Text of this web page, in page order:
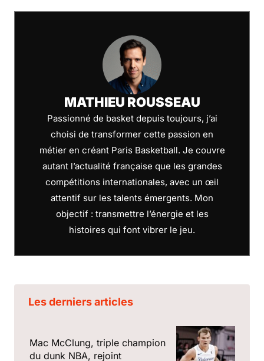
MATHIEU ROUSSEAU
Passionné de basket depuis toujours, j’ai
choisi de transformer cette passion en
métier en créant Paris Basketball. Je couvre
autant l’actualité française que les grandes
compétitions internationales, avec un œil
attentif sur les talents émergents. Mon
objectif : transmettre l’énergie et les
histoires qui font vibrer le jeu.
Les derniers articles
Mac McClung, triple champion
du dunk NBA, rejoint